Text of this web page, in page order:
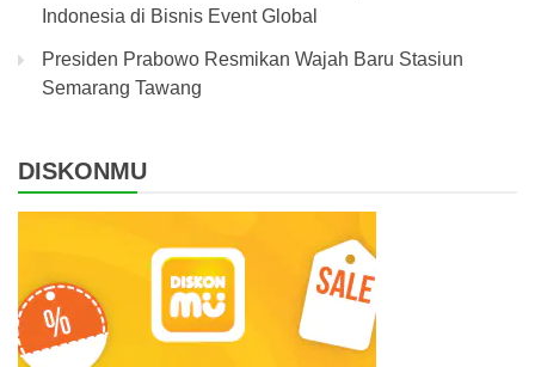
Indonesia di Bisnis Event Global
Presiden Prabowo Resmikan Wajah Baru Stasiun
Semarang Tawang
DISKONMU